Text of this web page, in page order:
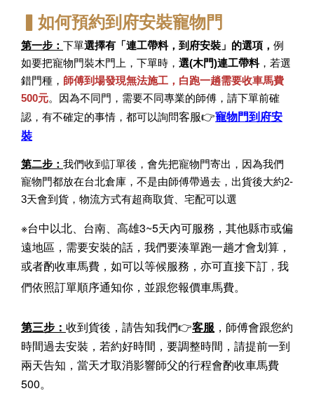
▍如何預約到府安裝寵物門
第一步： 下單選擇有「連工帶料，到府安裝」的選項， 例
如要把寵物門裝木門上，下單時， 選(木門)連工帶料，若選
錯門種， 師傅到場發現無法施工， 白跑一趟需要收車馬費
500元。因為不同門，需要不同專業的師傅，請下單前確
認，有不確定的事情，都可以詢問客服👉寵物門到府安
裝
第二步： 我們收到訂單後，會先把寵物門寄出，因為我們
寵物門都放在台北倉庫，不是由師傅帶過去，出貨後大約2-
3天會到貨，物流方式有超商取貨、宅配可以選
※台中以北、台南、高雄3~5天內可服務，其他縣市或偏
遠地區，需要安裝的話，我們要湊單跑一趟才會划算，
或者酌收車馬費， 如可以等候服務，亦可直接下訂 ， 我
們依照訂單順序通知你，並跟您報價車馬費。
第三步： 收到貨後，請告知我們👉客服 ，師傅會跟您約
時間過去安裝，若約好時間，要調整時間，請提前一到
兩天告知，當天才取消影響師父的行程會酌收車馬費
500。